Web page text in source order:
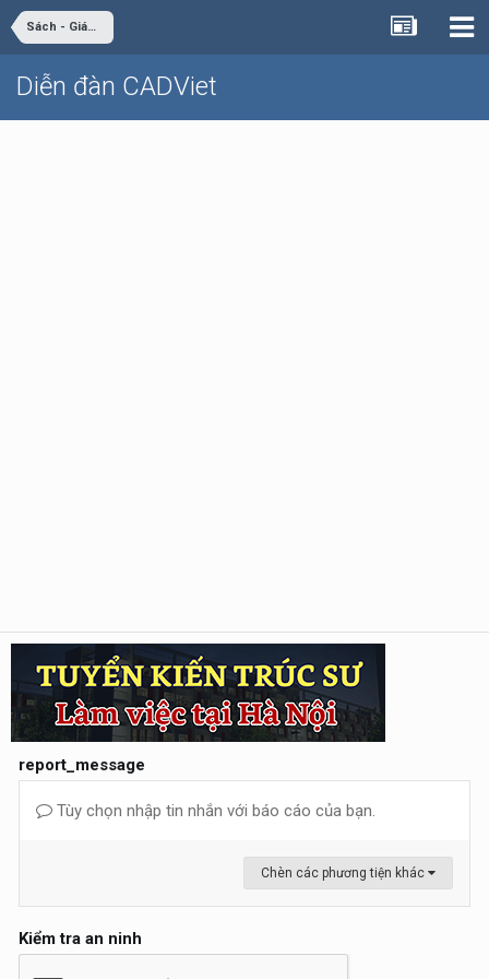
Sách - Giáo trình - Tài liệu
Diễn đàn CADViet
report_message
Tùy chọn nhập tin nhắn với báo cáo của bạn.
Chèn các phương tiện khác
Kiểm tra an ninh